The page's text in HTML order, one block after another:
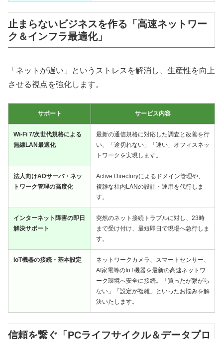
止まらないビジネスを作る「高速ネットワー
ク＆インフラ最適化」
「ネットが遅い」というストレスを解消し、生産性を向上
させる視点を強化します。
サポート サービス内容
Wi-Fi 7/次世代規格による
無線LAN最適化
最新の通信規格に対応した調査と改善を行
い、「途切れない」「速い」オフィスネッ
トワークを実現します。
法人向けADサーバ・ネッ
トワーク管理の高度化
Active Directoryによるドメイン管理や、
複雑な社内LANの設計・運用を代行しま
す。
インターネット障害の即日
解決サポート
突然のネット接続トラブルに対し、23時
まで受け付け、最短即日で現場へ急行しま
す。
IoT機器の接続・基本設定
ネットワークカメラ、スマートセンサー、
AI家電等のIoT機器を最新の高速ネットワ
ーク環境へ安全に接続。「買ったが繋がら
ない」「設定が複雑」といったお悩みを解
決いたします。
信頼を繋ぐ「PCライフサイクル＆データプロ